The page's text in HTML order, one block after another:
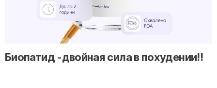
" alt="loading" class="img-responsive"/>
Биопатид -двойная сила в похудении!!